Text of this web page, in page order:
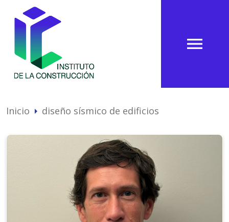
menu
Inicio arrow_right diseño sísmico de edificios